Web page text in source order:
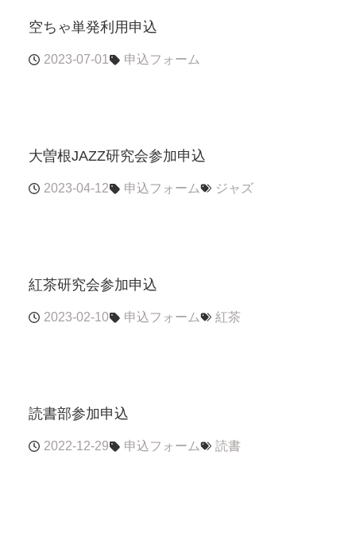
空ちゃ単発利用申込
2023-07-01 申込フォーム
大曽根JAZZ研究会参加申込
2023-04-12 申込フォーム ジャズ
紅茶研究会参加申込
2023-02-10 申込フォーム 紅茶
読書部参加申込
2022-12-29 申込フォーム 読書